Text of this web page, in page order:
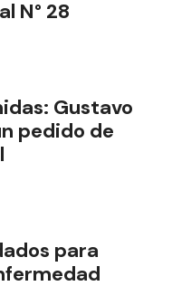
N° 28
Gustavo
pedido de
para